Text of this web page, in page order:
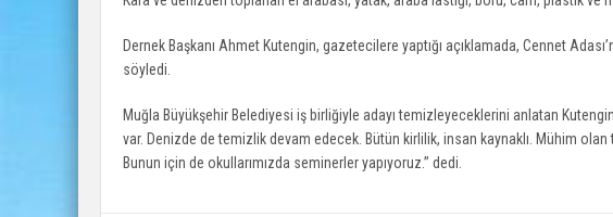
Dernek Başkanı Ahmet Kutengin, gazetecilere yaptığı açıklamada, Cennet
söyledi.
Muğla Büyükşehir Belediyesi iş birliğiyle adayı temizleyeceklerini anlatan
var. Denizde de temizlik devam edecek. Bütün kirlilik, insan kaynaklı. Mühim
Bunun için de okullarımızda seminerler yapıyoruz.” dedi.